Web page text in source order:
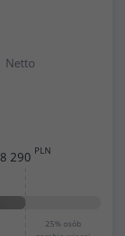
Netto
25% osób
8 290 PLN